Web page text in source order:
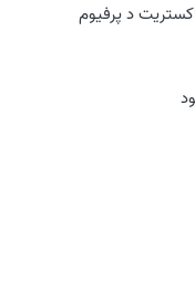
د پرفیوم